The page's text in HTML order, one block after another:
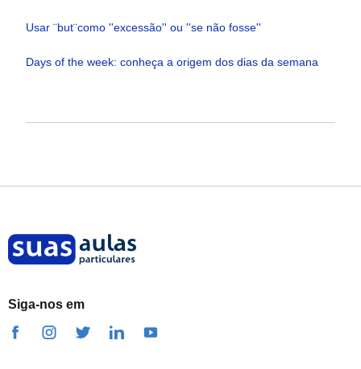
Usar ¨but¨como ''excessão'' ou ''se não fosse''
Days of the week: conheça a origem dos dias da semana
Siga-nos em